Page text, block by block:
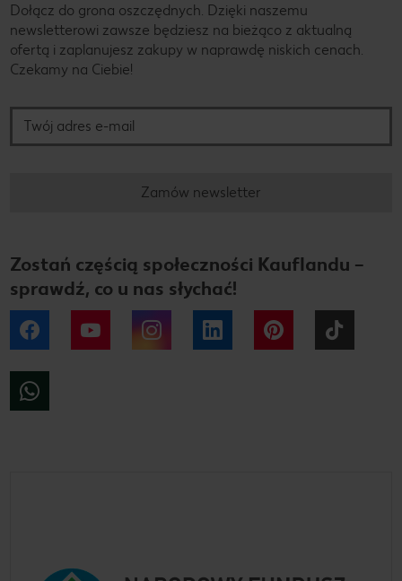
Dołącz do grona oszczędnych. Dzięki naszemu
newsletterowi zawsze będziesz na bieżąco z aktualną
ofertą i zaplanujesz zakupy w naprawdę niskich cenach.
Czekamy na Ciebie!
Zamów newsletter
Zostań częścią społeczności Kauflandu –
sprawdź, co u nas słychać!
Facebook YouTube Instagram LinkedIn Pinterest